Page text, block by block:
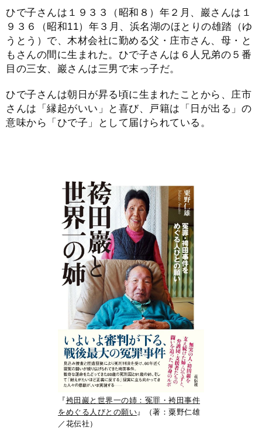
ひで子さんは１９３３（昭和８）年２月、巖さんは１
９３６（昭和11）年３月、浜名湖のほとりの雄踏（ゆ
うとう）で、木材会社に勤める父・庄市さん、母・と
もさんの間に生まれた。ひで子さんは６人兄弟の５番
目の三女、巖さんは三男で末っ子だ。
ひで子さんは朝日が昇る頃に生まれたことから、庄市
さんは「縁起がいい」と喜び、戸籍は「日が出る」の
意味から「ひで子」として届けられている。
『袴田巖と世界一の姉：冤罪・袴田事件
をめぐる人びとの願い 』（著：粟野仁雄
／花伝社）